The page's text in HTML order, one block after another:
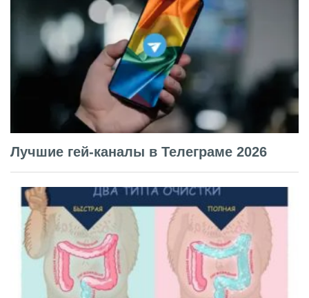
Лучшие гей-каналы в Телеграме 2026